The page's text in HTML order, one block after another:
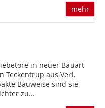
mehr
in neuer Bauart
Teckentrup aus Verl.
Bauweise sind sie
zu...